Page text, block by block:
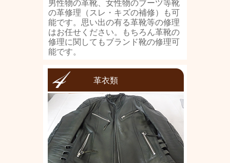
男性物の革靴、女性物のブーツ等靴
の革修理（スレ・キズの補修）も可
能です。思い出の有る革靴等の修理
はお任せください。もちろん革靴の
修理に関してもブランド靴の修理可
能です。
革衣類